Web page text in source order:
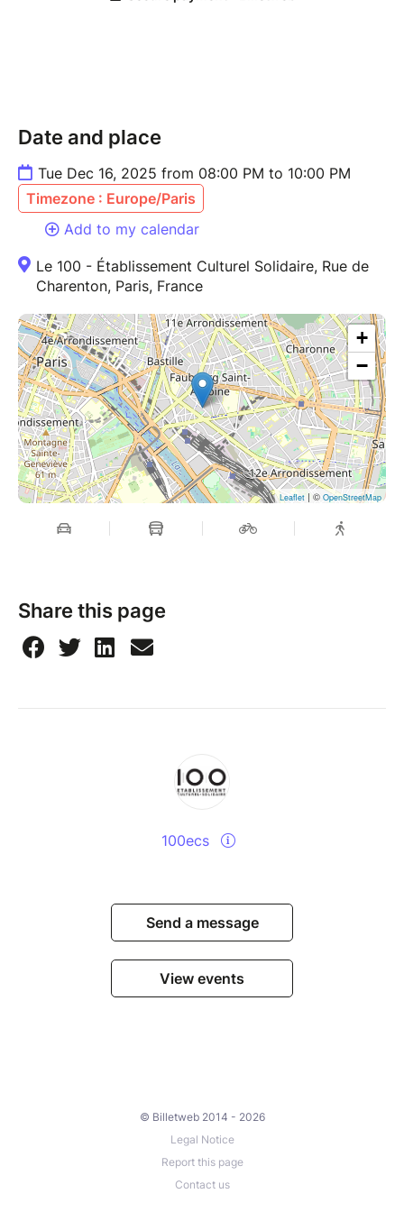
Aya Nour Ayache – Robespierre, Fouquier
Balthazar Corvez-Jubin – Hérault-Seychelles,
Dillon, le Président, un citoyen, un bourreau
Léone Féret Gracia – Lucile, Legendre,
Valentine Régnier – Danton
Alexis Rosenstiehl – Camille Desmoulins,
Adélaïde
Alma Teschner – Marion, Philippeau, Dumas,
un garde
Félix Winterhalter – Lacroix, Collot d’Herbois,
Laflotte, un bourreau
Traduction : Jean-Louis Besson et Jean Jourdheuil
Création visuelle : Santiago Bordils
Création sonore : Jérôme Bousquet
Régie : Madeleine de Kerros
Coproduction TTE/100ECS​
Date and place
Tue Dec 16, 2025 from 08:00 PM to 10:00 PM
Timezone : Europe/Paris
Add to my calendar
Le 100 - Établissement Culturel Solidaire, Rue de
Charenton, Paris, France
+
−
Leaflet | © OpenStreetMap
Share this page
100ecs
Send a message
View events
© Billetweb 2014 - 2026
Legal Notice
Report this page
Contact us